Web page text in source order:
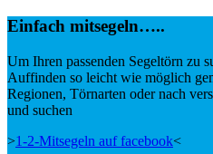
Einfach mitsegeln…..
Um Ihren passenden Segeltörn zu
Auffinden so leicht wie möglich
Regionen, Törnarten oder nach
und suchen
>1-2-Mitsegeln auf facebook<